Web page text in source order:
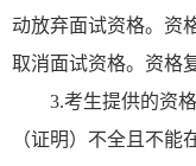
动放弃面试资格。资
取消面试资格。资格
3.考生提供的资格
（证明）不全且不